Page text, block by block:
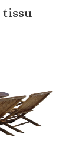
tissu